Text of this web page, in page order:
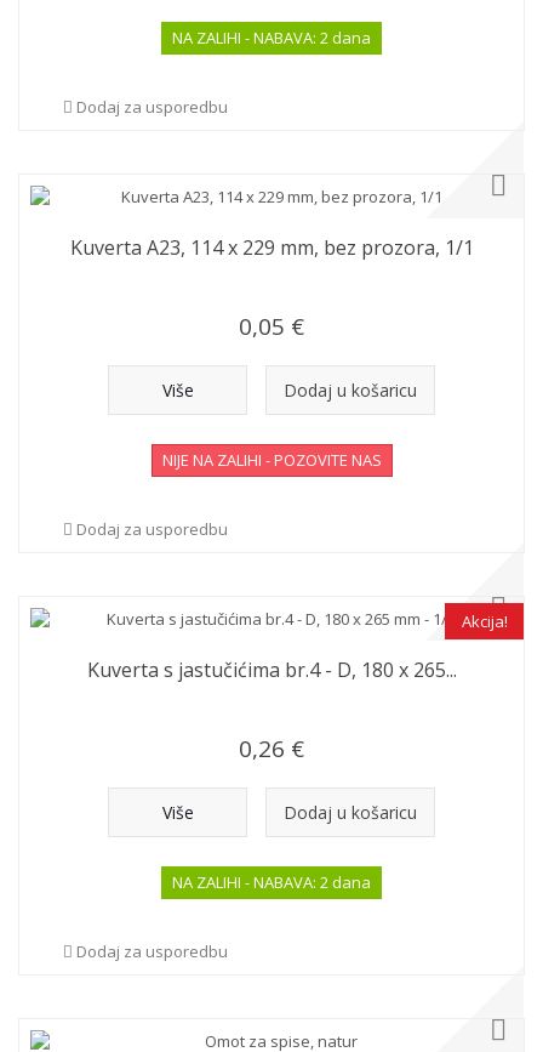
NA ZALIHI - NABAVA: 2 dana
Dodaj za usporedbu
Kuverta A23, 114 x 229 mm, bez prozora, 1/1
0,05 €
Više Dodaj u košaricu
NIJE NA ZALIHI - POZOVITE NAS
Dodaj za usporedbu
Akcija!
Kuverta s jastučićima br.4 - D, 180 x 265...
0,26 €
Više Dodaj u košaricu
NA ZALIHI - NABAVA: 2 dana
Dodaj za usporedbu